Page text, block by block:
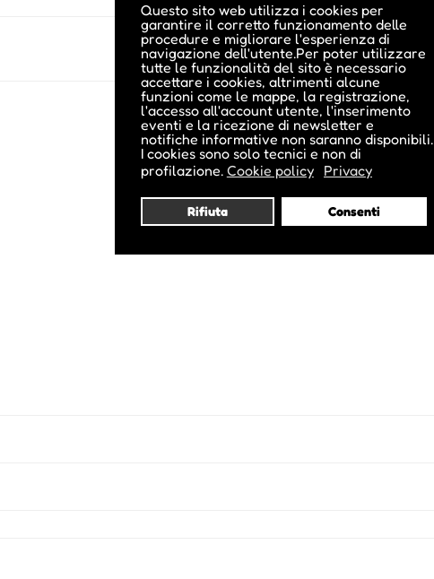
Questo sito web utilizza i cookies per
garantire il corretto funzionamento delle
procedure e migliorare l'esperienza di
navigazione dell'utente.Per poter utilizzare
tutte le funzionalità del sito è necessario
accettare i cookies, altrimenti alcune
funzioni come le mappe, la registrazione,
l'accesso all'account utente, l'inserimento
eventi e la ricezione di newsletter e
notifiche informative non saranno disponibili.
I cookies sono solo tecnici e non di
profilazione. Cookie policy Privacy
Rifiuta Consenti